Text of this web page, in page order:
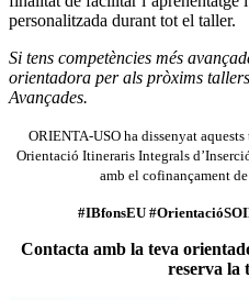
personalitzada durant tot el taller.
Si tens competències més
orientadora per als pròxims
Avançades.
ORIENTA-USO ha dissenyat
Orientació Itineraris Integrals
amb el cofinançament
#IBfonsEU
Contacta amb la teva
reserva la